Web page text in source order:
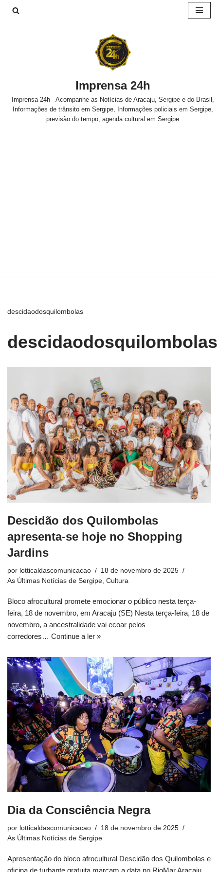
Imprensa 24h
Imprensa 24h - Acompanhe as Notícias de Aracaju, Sergipe e do Brasil,
Informações de trânsito em Sergipe, Informações policiais em Sergipe,
previsão do tempo, agenda cultural em Sergipe
descidaodosquilombolas
descidaodosquilombolas
Descidão dos Quilombolas
apresenta-se hoje no Shopping
Jardins
por lotticaldascomunicacao
18 de novembro de 2025
As Últimas Notícias de Sergipe Cultura
Bloco afrocultural promete emocionar o público nesta terça-
feira, 18 de novembro, em Aracaju (SE) Nesta terça-feira, 18 de
novembro, a ancestralidade vai ecoar pelos
corredores… Continue a ler »
Dia da Consciência Negra
por lotticaldascomunicacao
18 de novembro de 2025
As Últimas Notícias de Sergipe
Apresentação do bloco afrocultural Descidão dos Quilombolas e
oficina de turbante gratuita marcam a data no RioMar Aracaju